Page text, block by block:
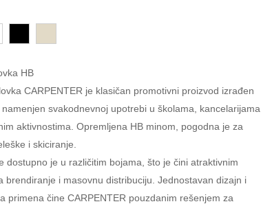
HB
CARPENTER je klasičan promotivni proizvod izrađen
svakodnevnoj upotrebi u školama, kancelarijama
aktivnostima. Opremljena HB minom, pogodna je za
i skiciranje.
dostupno je u različitim bojama, što je čini atraktivnim
brendiranje i masovnu distribuciju. Jednostavan dizajn i
primena čine CARPENTER pouzdanim rešenjem za